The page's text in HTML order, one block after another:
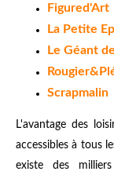
Figured'Art
La Petite
Le Géant
Scrapmalin
L'avantage des
accessibles à tous
existe des